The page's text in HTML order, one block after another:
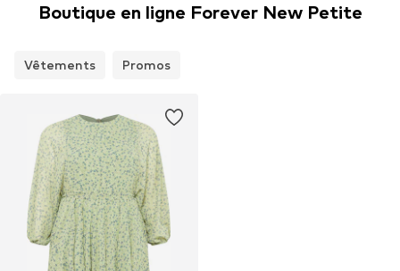
Boutique en ligne Forever New Petite
Vêtements Promos